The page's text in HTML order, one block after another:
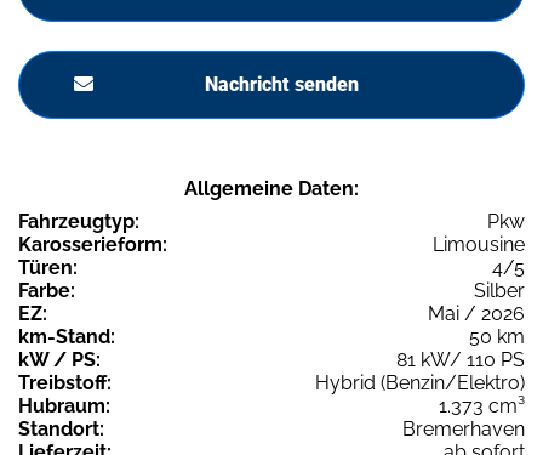
Nachricht senden
Allgemeine Daten:
Fahrzeugtyp:
Pkw
Karosserieform:
Limousine
Türen:
4/5
Farbe:
Silber
EZ:
Mai / 2026
km-Stand:
50 km
kW / PS:
81 kW/ 110 PS
Treibstoff:
Hybrid (Benzin/Elektro)
Hubraum:
1.373 cm³
Standort:
Bremerhaven